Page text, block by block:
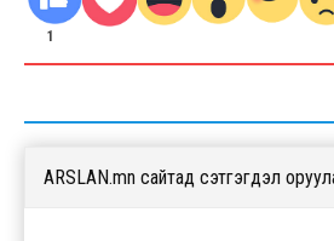
1
ARSLAN.mn сайтад сэтгэгдэл